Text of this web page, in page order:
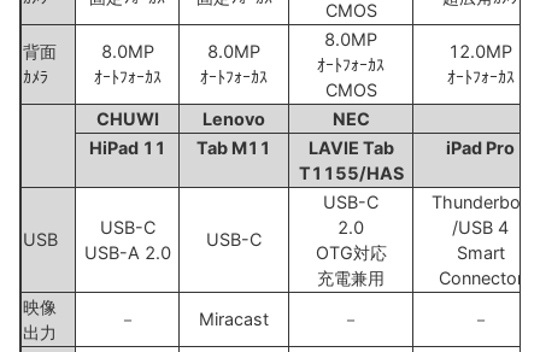
CMOS
背面
ｶﾒﾗ
8.0MP
ｵｰﾄﾌｫｰｶｽ
8.0MP
ｵｰﾄﾌｫｰｶｽ
8.0MP
ｵｰﾄﾌｫｰｶｽ
CMOS
12.0MP
ｵｰﾄﾌｫｰｶｽ
CHUWI Lenovo NEC
HiPad 11
Tab M11
LAVIE Tab
T1155/HAS
iPad Pro
USB
USB-C
USB-A 2.0
USB-C
USB-C
2.0
OTG対応
充電兼用
Thunderbolt
/USB 4
Smart
Connector
映像
出力
－ Miracast － －